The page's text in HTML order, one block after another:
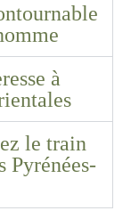
à
le train
Pyrénées-